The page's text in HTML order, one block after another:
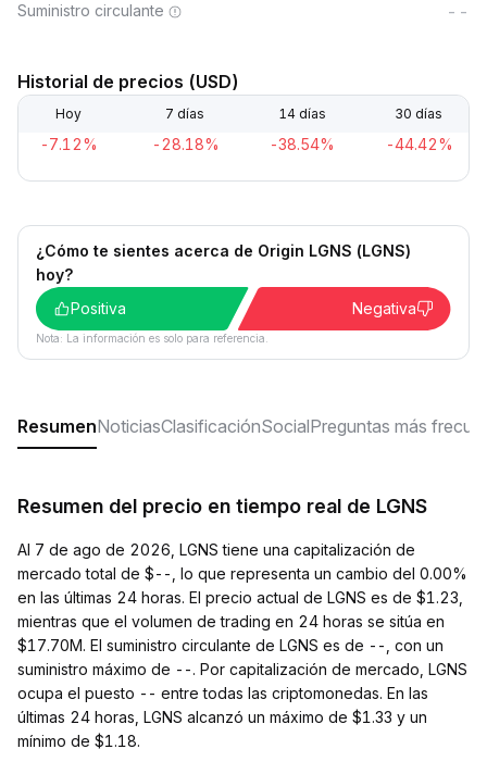
Suministro circulante --
Historial de precios (USD)
Hoy 7 días 14 días 30 días
-7.12% -28.18% -38.54% -44.42%
¿Cómo te sientes acerca de Origin LGNS (LGNS)
hoy?
Positiva
Negativa
Nota: La información es solo para referencia.
ResumenNoticiasClasificaciónSocialPreguntas más
Resumen del precio en tiempo real de LGNS
Al 7 de ago de 2026, LGNS tiene una capitalización de
mercado total de $--, lo que representa un cambio del 0.00%
en las últimas 24 horas. El precio actual de LGNS es de $1.23,
mientras que el volumen de trading en 24 horas se sitúa en
$17.70M. El suministro circulante de LGNS es de --, con un
suministro máximo de --. Por capitalización de mercado, LGNS
ocupa el puesto -- entre todas las criptomonedas. En las
últimas 24 horas, LGNS alcanzó un máximo de $1.33 y un
mínimo de $1.18.